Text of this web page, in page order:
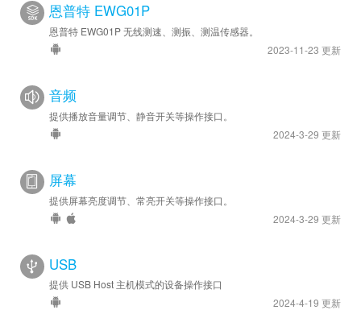
恩普特 EWG01P
恩普特 EWG01P 无线测速、测振、测温传感器。
2023-11-23 更新
音频
提供播放音量调节、静音开关等操作接口。
2024-3-29 更新
屏幕
提供屏幕亮度调节、常亮开关等操作接口。
2024-3-29 更新
USB
提供 USB Host 主机模式的设备操作接口
2024-4-19 更新